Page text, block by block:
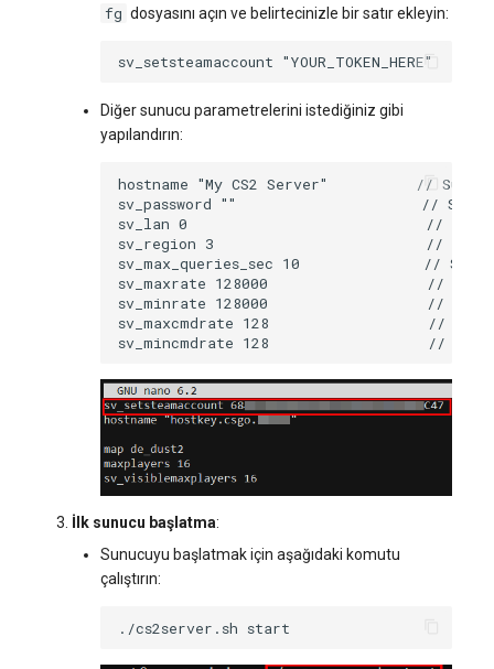
fg dosyasını açın ve belirtecinizle bir satır ekleyin:
Diğer sunucu parametrelerini istediğiniz gibi
yapılandırın:
İlk sunucu başlatma:
Sunucuyu başlatmak için aşağıdaki komutu
çalıştırın:
./cs2server.sh